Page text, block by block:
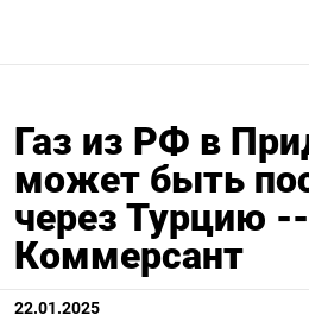
Газ из РФ в
может быть
через Турцию --
Коммерсант
22.01.2025